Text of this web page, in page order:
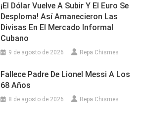
¡El Dólar Vuelve A Subir Y El Euro Se
Desploma! Así Amanecieron Las
Divisas En El Mercado Informal
Cubano
9 de agosto de 2026 Repa Chismes
Fallece Padre De Lionel Messi A Los
68 Años
8 de agosto de 2026 Repa Chismes